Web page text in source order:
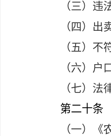
（三）
（四）
（五）
（六）户
（七）法
第二十条
（一）